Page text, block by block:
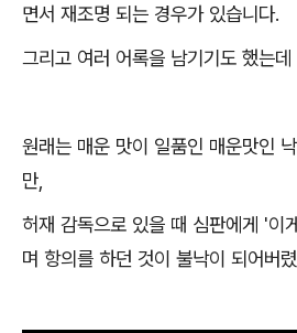
면서 재조명 되는 경우가 있습니다.
그리고 여러 어록을 남기기도 했는
원래는 매운 맛이 일품인 매운맛인
만,
허재 감독으로 있을 때 심판에게 '
며 항의를 하던 것이 불낙이 되어버